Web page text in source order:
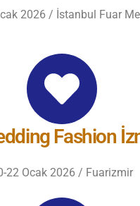
2026 / İstanbul Fuar
Fashion
22 Ocak 2026 / Fuarizmir